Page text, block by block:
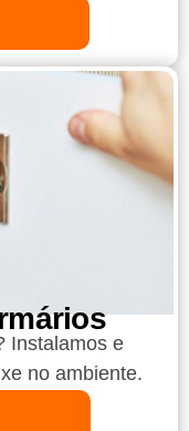
Instalamos e
no ambiente.